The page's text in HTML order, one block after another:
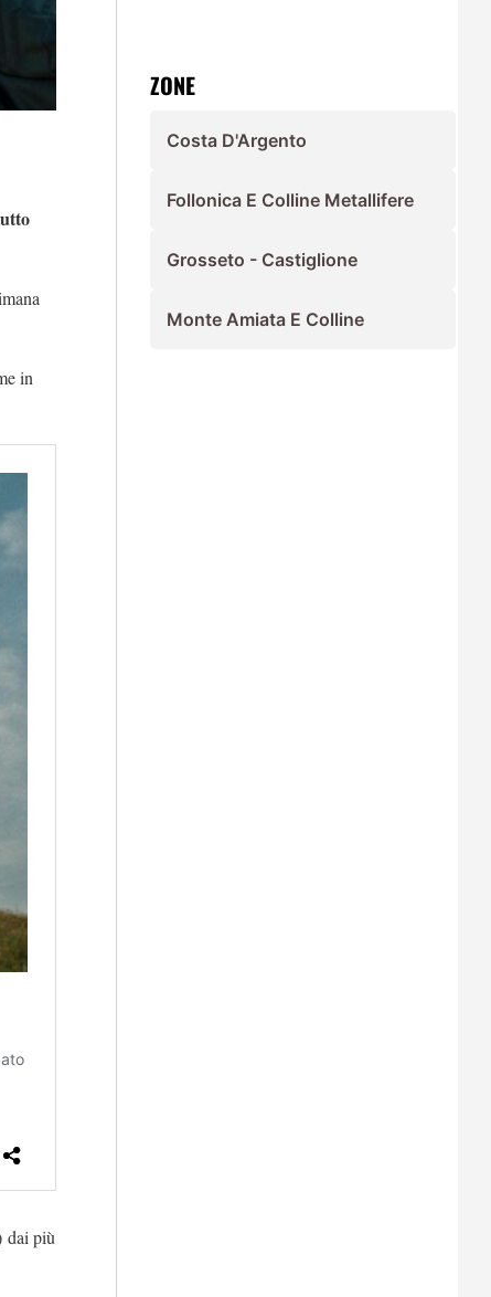
in
dai più
ZONE
Costa D'Argento
Follonica E Colline Metallifere
Grosseto - Castiglione
Monte Amiata E Colline